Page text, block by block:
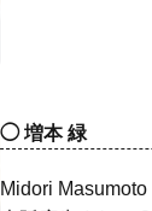
増本 緑
Midori Masumoto